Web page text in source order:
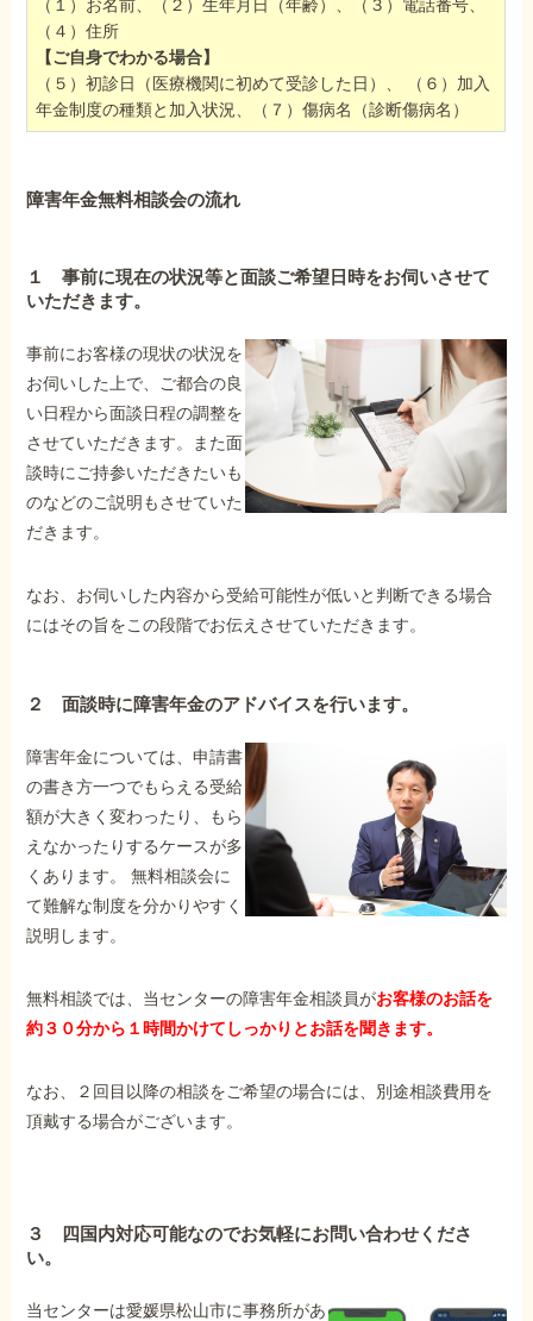
（１）お名前、（２）生年月日（年齢）、（３）電話番号、
（４）住所
【ご自身でわかる場合】
（５）初診日（医療機関に初めて受診した日）、 （６）加入
年金制度の種類と加入状況、（７）傷病名（診断傷病名）
障害年金無料相談会の流れ
１ 事前に現在の状況等と面談ご希望日時をお伺いさせて
いただきます。
事前にお客様の現状の状況を
お伺いした上で、ご都合の良
い日程から面談日程の調整を
させていただきます。また面
談時にご持参いただきたいも
のなどのご説明もさせていた
だきます。
なお、お伺いした内容から受給可能性が低いと判断できる場合
にはその旨をこの段階でお伝えさせていただきます。
２ 面談時に障害年金のアドバイスを行います。
障害年金については、申請書
の書き方一つでもらえる受給
額が大きく変わったり、もら
えなかったりするケースが多
くあります。 無料相談会に
て難解な制度を分かりやすく
説明します。
無料相談では、当センターの障害年金相談員がお客様のお話を
約３０分から１時間かけてしっかりとお話を聞きます。
なお、２回目以降の相談をご希望の場合には、別途相談費用を
頂戴する場合がございます。
３ 四国内対応可能なのでお気軽にお問い合わせくださ
い。
当センターは愛媛県松山市に事務所があ